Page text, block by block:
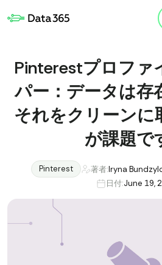
Pinterestプロファ
パー：データは存
それをクリーンに
が課題で
Pinterest 著者:Iryna
日付:June 19,